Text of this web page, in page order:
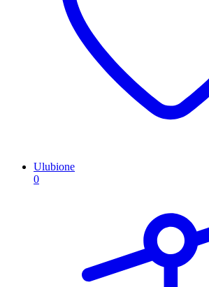
Ulubione
0